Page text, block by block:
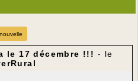
le 17 décembre !!! - le